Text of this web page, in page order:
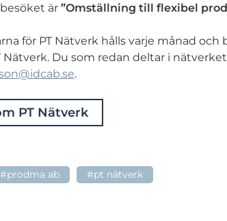
är ”Omställning till flexibel
för PT Nätverk hålls varje månad
Nätverk. Du som redan deltar i
.
PT Nätverk
#prodma ab #pt nätverk